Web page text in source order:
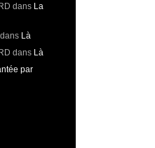
dans La
dans Là
dans Là
par